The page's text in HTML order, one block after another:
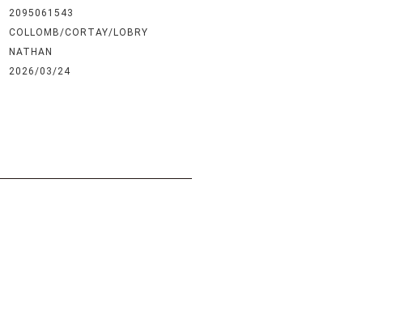
2095061543
COLLOMB/CORTAY/LOBRY
NATHAN
2026/03/24